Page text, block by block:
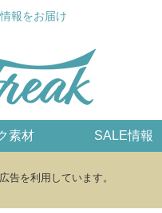
報をお届け
素材 SALE情報
告を利用しています。